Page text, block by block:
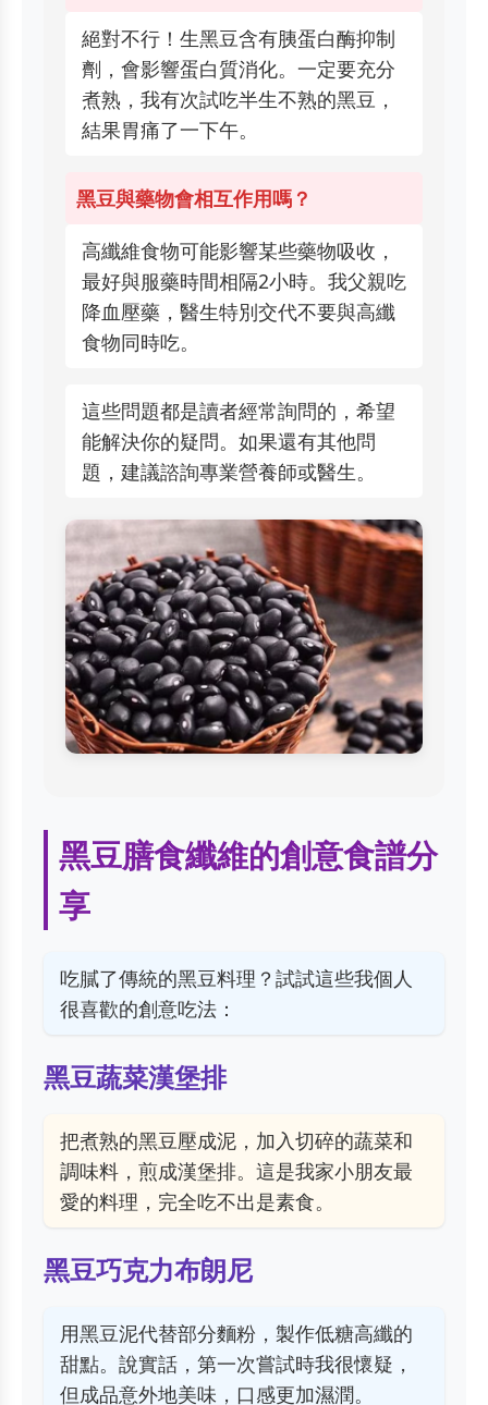
絕對不行！生黑豆含有胰蛋白酶抑制
劑，會影響蛋白質消化。一定要充分
煮熟，我有次試吃半生不熟的黑豆，
結果胃痛了一下午。
黑豆與藥物會相互作用嗎？
高纖維食物可能影響某些藥物吸收，
最好與服藥時間相隔2小時。我父親吃
降血壓藥，醫生特別交代不要與高纖
食物同時吃。
這些問題都是讀者經常詢問的，希望
能解決你的疑問。如果還有其他問
題，建議諮詢專業營養師或醫生。
黑豆膳食纖維的創意食譜分
享
吃膩了傳統的黑豆料理？試試這些我個人
很喜歡的創意吃法：
黑豆蔬菜漢堡排
把煮熟的黑豆壓成泥，加入切碎的蔬菜和
調味料，煎成漢堡排。這是我家小朋友最
愛的料理，完全吃不出是素食。
黑豆巧克力布朗尼
用黑豆泥代替部分麵粉，製作低糖高纖的
甜點。說實話，第一次嘗試時我很懷疑，
但成品意外地美味，口感更加濕潤。